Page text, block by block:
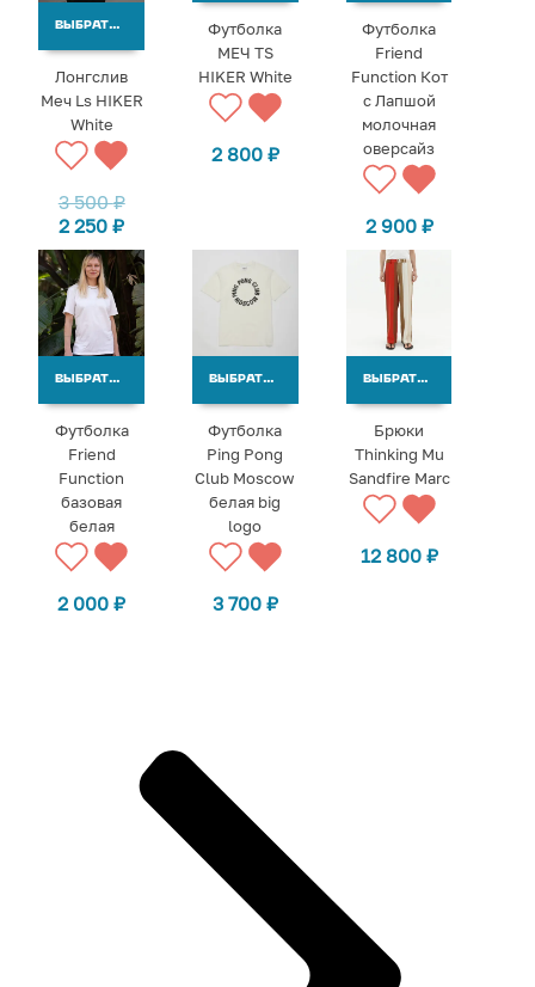
ВЫБРАТЬ ВАРИАНТЫ
Лонгслив
Меч Ls HIKER
White
3 500₽
2 250₽
Футболка
МЕЧ TS
HIKER White
2 800 ₽
Футболка
Friend
Function Кот
с Лапшой
молочная
оверсайз
2 900 ₽
ВЫБРАТЬ ВАРИАНТЫ
Футболка
Friend
Function
базовая
белая
2 000₽
ВЫБРАТЬ ВАРИАНТЫ
Футболка
Ping Pong
Club Moscow
белая big
logo
3 700 ₽
ВЫБРАТЬ ВАРИАНТЫ
Брюки
Thinking Mu
Sandfire Marc
12 800 ₽